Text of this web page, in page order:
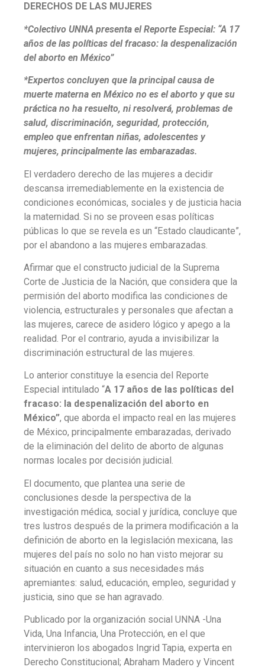
DERECHOS DE LAS MUJERES
*Colectivo UNNA presenta el Reporte Especial: “A 17
años de las políticas del fracaso: la despenalización
del aborto en México”
*Expertos concluyen que la principal causa de
muerte materna en México no es el aborto y que su
práctica no ha resuelto, ni resolverá, problemas de
salud, discriminación, seguridad, protección,
empleo que enfrentan niñas, adolescentes y
mujeres, principalmente las embarazadas.
El verdadero derecho de las mujeres a decidir
descansa irremediablemente en la existencia de
condiciones económicas, sociales y de justicia hacia
la maternidad. Si no se proveen esas políticas
públicas lo que se revela es un “Estado claudicante”,
por el abandono a las mujeres embarazadas.
Afirmar que el constructo judicial de la Suprema
Corte de Justicia de la Nación, que considera que la
permisión del aborto modifica las condiciones de
violencia, estructurales y personales que afectan a
las mujeres, carece de asidero lógico y apego a la
realidad. Por el contrario, ayuda a invisibilizar la
discriminación estructural de las mujeres.
Lo anterior constituye la esencia del Reporte
Especial intitulado “A 17 años de las políticas del
fracaso: la despenalización del aborto en
México”, que aborda el impacto real en las mujeres
de México, principalmente embarazadas, derivado
de la eliminación del delito de aborto de algunas
normas locales por decisión judicial.
El documento, que plantea una serie de
conclusiones desde la perspectiva de la
investigación médica, social y jurídica, concluye que
tres lustros después de la primera modificación a la
definición de aborto en la legislación mexicana, las
mujeres del país no solo no han visto mejorar su
situación en cuanto a sus necesidades más
apremiantes: salud, educación, empleo, seguridad y
justicia, sino que se han agravado.
Publicado por la organización social UNNA -Una
Vida, Una Infancia, Una Protección, en el que
intervinieron los abogados Ingrid Tapia, experta en
Derecho Constitucional; Abraham Madero y Vincent